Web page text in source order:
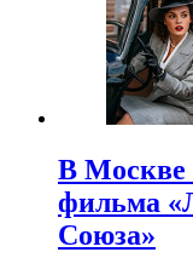
В Москве
фильма
Союза»